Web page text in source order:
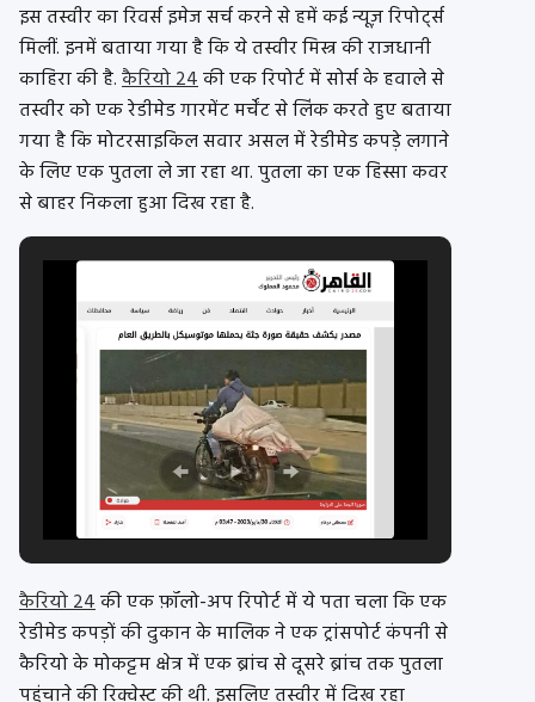
इस तस्वीर का रिवर्स इमेज सर्च करने से हमें कई न्यूज़ रिपोर्ट्स
मिलीं. इनमें बताया गया है कि ये तस्वीर मिस्त्र की राजधानी
काहिरा की है.कैरियो 24की एक रिपोर्ट में सोर्स के हवाले से
तस्वीर को एक रेडीमेड गारमेंट मर्चेंट से लिंक करते हुए बताया
गया है कि मोटरसाइकिल सवार असल में रेडीमेड कपड़े लगाने
के लिए एक पुतला ले जा रहा था. पुतला का एक हिस्सा कवर
से बाहर निकला हुआ दिख रहा है.
कैरियो 24की एक फ़ॉलो-अप रिपोर्ट में ये पता चला कि एक
रेडीमेड कपड़ों की दुकान के मालिक ने एक ट्रांसपोर्ट कंपनी से
कैरियो के मोकट्टम क्षेत्र में एक ब्रांच से दूसरे ब्रांच तक पुतला
पहुंचाने की रिक्वेस्ट की थी. इसलिए तस्वीर में दिख रहा